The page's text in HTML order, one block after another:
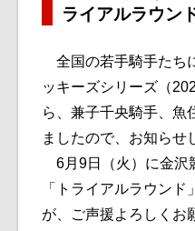
ライアルラウン
全国の若手騎手たち
ッキーズシリーズ（
ら、兼子千央騎手、魚
ましたので、お知らせ
6月9日（火）に金沢
「トライアルラウン
が、ご声援よろしくお